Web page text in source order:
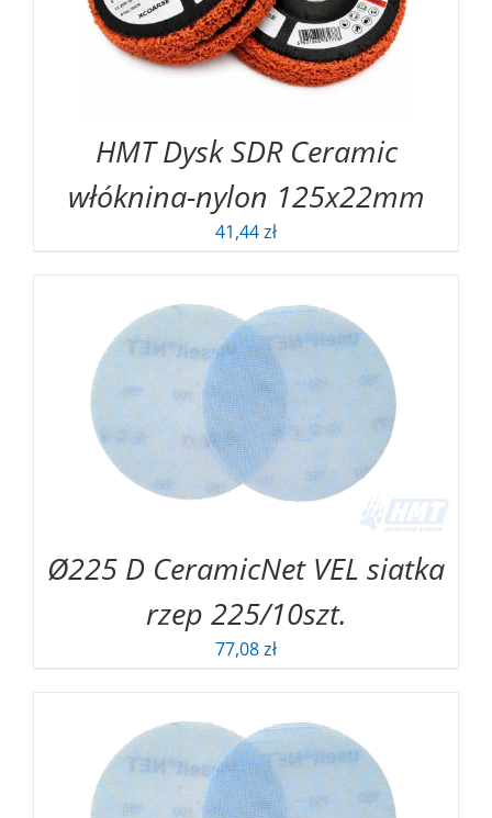
HMT Dysk SDR Ceramic
włóknina-nylon 125x22mm
41,44zł
Ø225 D CeramicNet VEL siatka
rzep 225/10szt.
77,08zł